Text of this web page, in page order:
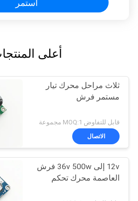
استمر
أعلى
ثلاث مراحل محرك تيار
مستمر فرش
قابل للتفاوض MOQ:1 مجموعة
الاتصال
12v إلى 36v 500w فرش
العاصمة محرك تحكم